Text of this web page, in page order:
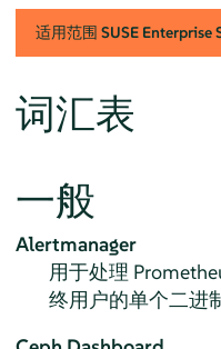
适用范围 SUSE Enterprise
词汇表
一般
Alertmanager
用于处理
终用户的单个二进